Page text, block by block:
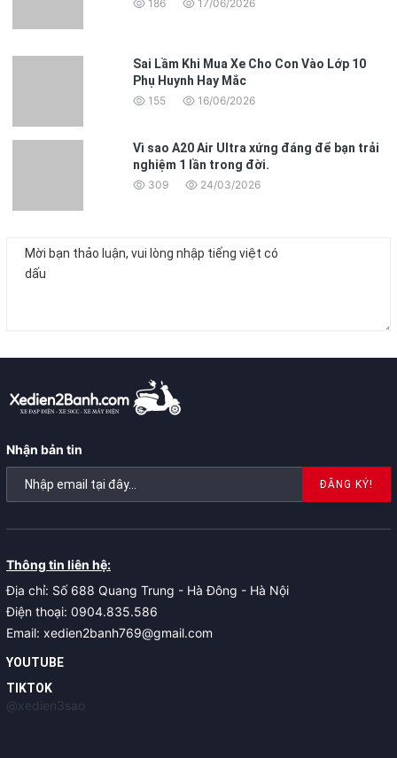
186 17/06/2026
Sai Lầm Khi Mua Xe Cho Con Vào Lớp 10
Phụ Huynh Hay Mắc
155 16/06/2026
Vì sao A20 Air Ultra xứng đáng để bạn trải
nghiệm 1 lần trong đời.
309 24/03/2026
Nhận bản tin
ĐĂNG KÝ!
Thông tin liên hệ:
Địa chỉ: Số 688 Quang Trung - Hà Đông - Hà Nội
Điện thoại: 0904.835.586
Email: xedien2banh769@gmail.com
YOUTUBE
TIKTOK
@xedien3sao